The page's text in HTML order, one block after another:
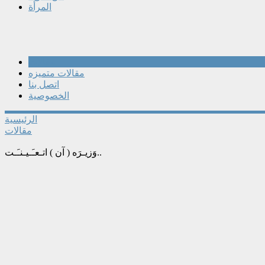
المرأة
مقالات متميزه
اتصل بنا
الخصوصية
الرئيسية
مقالات
وَزيـرَه ( آن ) اتـعـَـيـنـَـت..